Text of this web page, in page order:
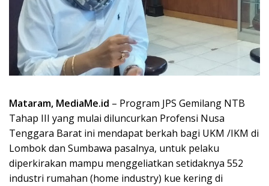
Mataram, MediaMe.id – Program JPS Gemilang NTB
Tahap III yang mulai diluncurkan Profensi Nusa
Tenggara Barat ini mendapat berkah bagi UKM /IKM di
Lombok dan Sumbawa pasalnya, untuk pelaku
diperkirakan mampu menggeliatkan setidaknya 552
industri rumahan (home industry) kue kering di